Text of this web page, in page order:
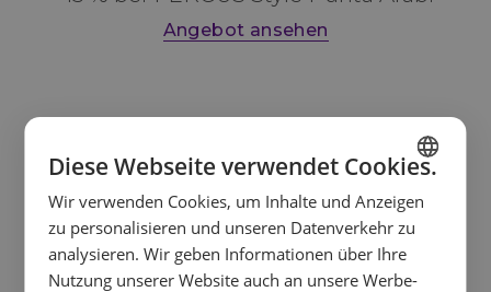
Angebot ansehen
SPANISH
FRENCH
Diese Webseite verwendet Cookies.
Wir verwenden Cookies, um Inhalte und Anzeigen
zu personalisieren und unseren Datenverkehr zu
analysieren. Wir geben Informationen über Ihre
Nutzung unserer Website auch an unsere Werbe-